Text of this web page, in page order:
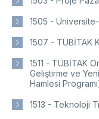
DESTEKLER
Akademik
Ulusal Programlar
Uluslararası
Sanayi
Uluslararası
Bilim & Toplum
1505 -
1507 - TÜBİTAK
1511 - TÜBİTAK
Geliştirme ve
Hamlesi
1513 - Teknoloji